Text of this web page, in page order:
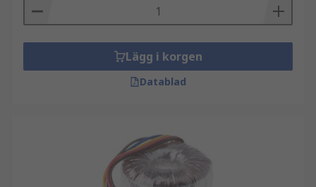
Lägg i korgen
Datablad